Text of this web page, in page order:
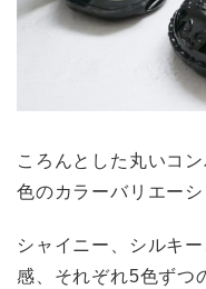
ころんとした丸いコ
色のカラーバリエーシ
シャイニー、シルキ
感、それぞれ5色ずつ